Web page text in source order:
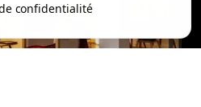
confidentialité